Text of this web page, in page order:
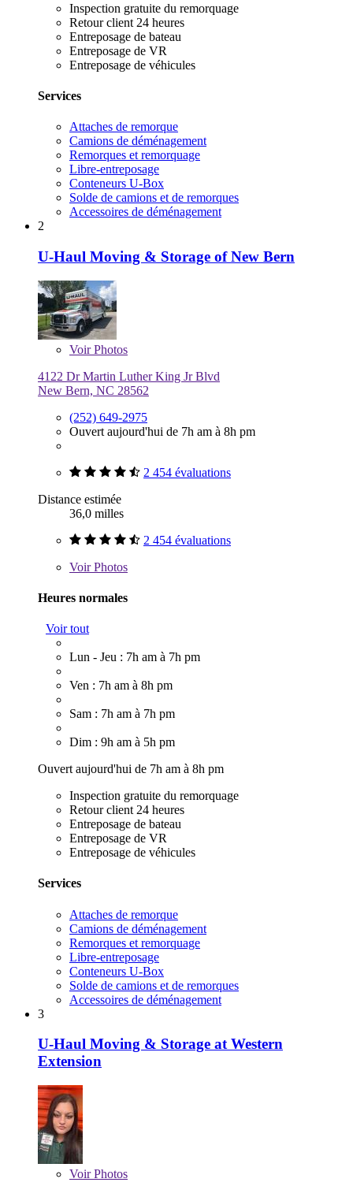
Inspection gratuite du remorquage
Retour client 24 heures
Entreposage de bateau
Entreposage de VR
Entreposage de véhicules
Services
Attaches de remorque
Camions de déménagement
Remorques et remorquage
Libre-entreposage
Conteneurs U-Box
Solde de camions et de remorques
Accessoires de déménagement
2
U-Haul Moving & Storage of New Bern
VoirPhotos
4122 Dr Martin Luther King Jr Blvd
New Bern, NC 28562
(252) 649-2975
Ouvert aujourd'hui de 7h am à 8h pm
2 454 évaluations
Distance estimée
36,0 milles
2 454 évaluations
VoirPhotos
Heures normales
Voir tout
Lun - Jeu : 7h am à 7h pm
Ven : 7h am à 8h pm
Sam : 7h am à 7h pm
Dim : 9h am à 5h pm
Ouvert aujourd'hui de 7h am à 8h pm
Inspection gratuite du remorquage
Retour client 24 heures
Entreposage de bateau
Entreposage de VR
Entreposage de véhicules
Services
Attaches de remorque
Camions de déménagement
Remorques et remorquage
Libre-entreposage
Conteneurs U-Box
Solde de camions et de remorques
Accessoires de déménagement
3
U-Haul Moving & Storage at Western
Extension
VoirPhotos